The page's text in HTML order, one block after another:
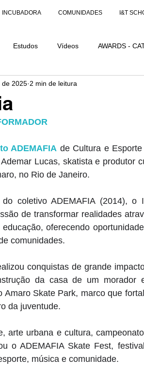
INCUBADORA COMUNIDADES I&T
Estudos Vídeos AWARDS -
DISTINÇÃO
de 2025 2 min de leitura
ADEMAFIA de Cultura e
Lucas, skatista e produtor
no Rio de Janeiro.
do coletivo ADEMAFIA (2014), o
de transformar realidades
oferecendo
comunidades.
conquistas de grande
da casa de um morador
Skate Park, marco que
da juventude.
arte urbana e cultura,
o ADEMAFIA Skate Fest,
música e comunidade.